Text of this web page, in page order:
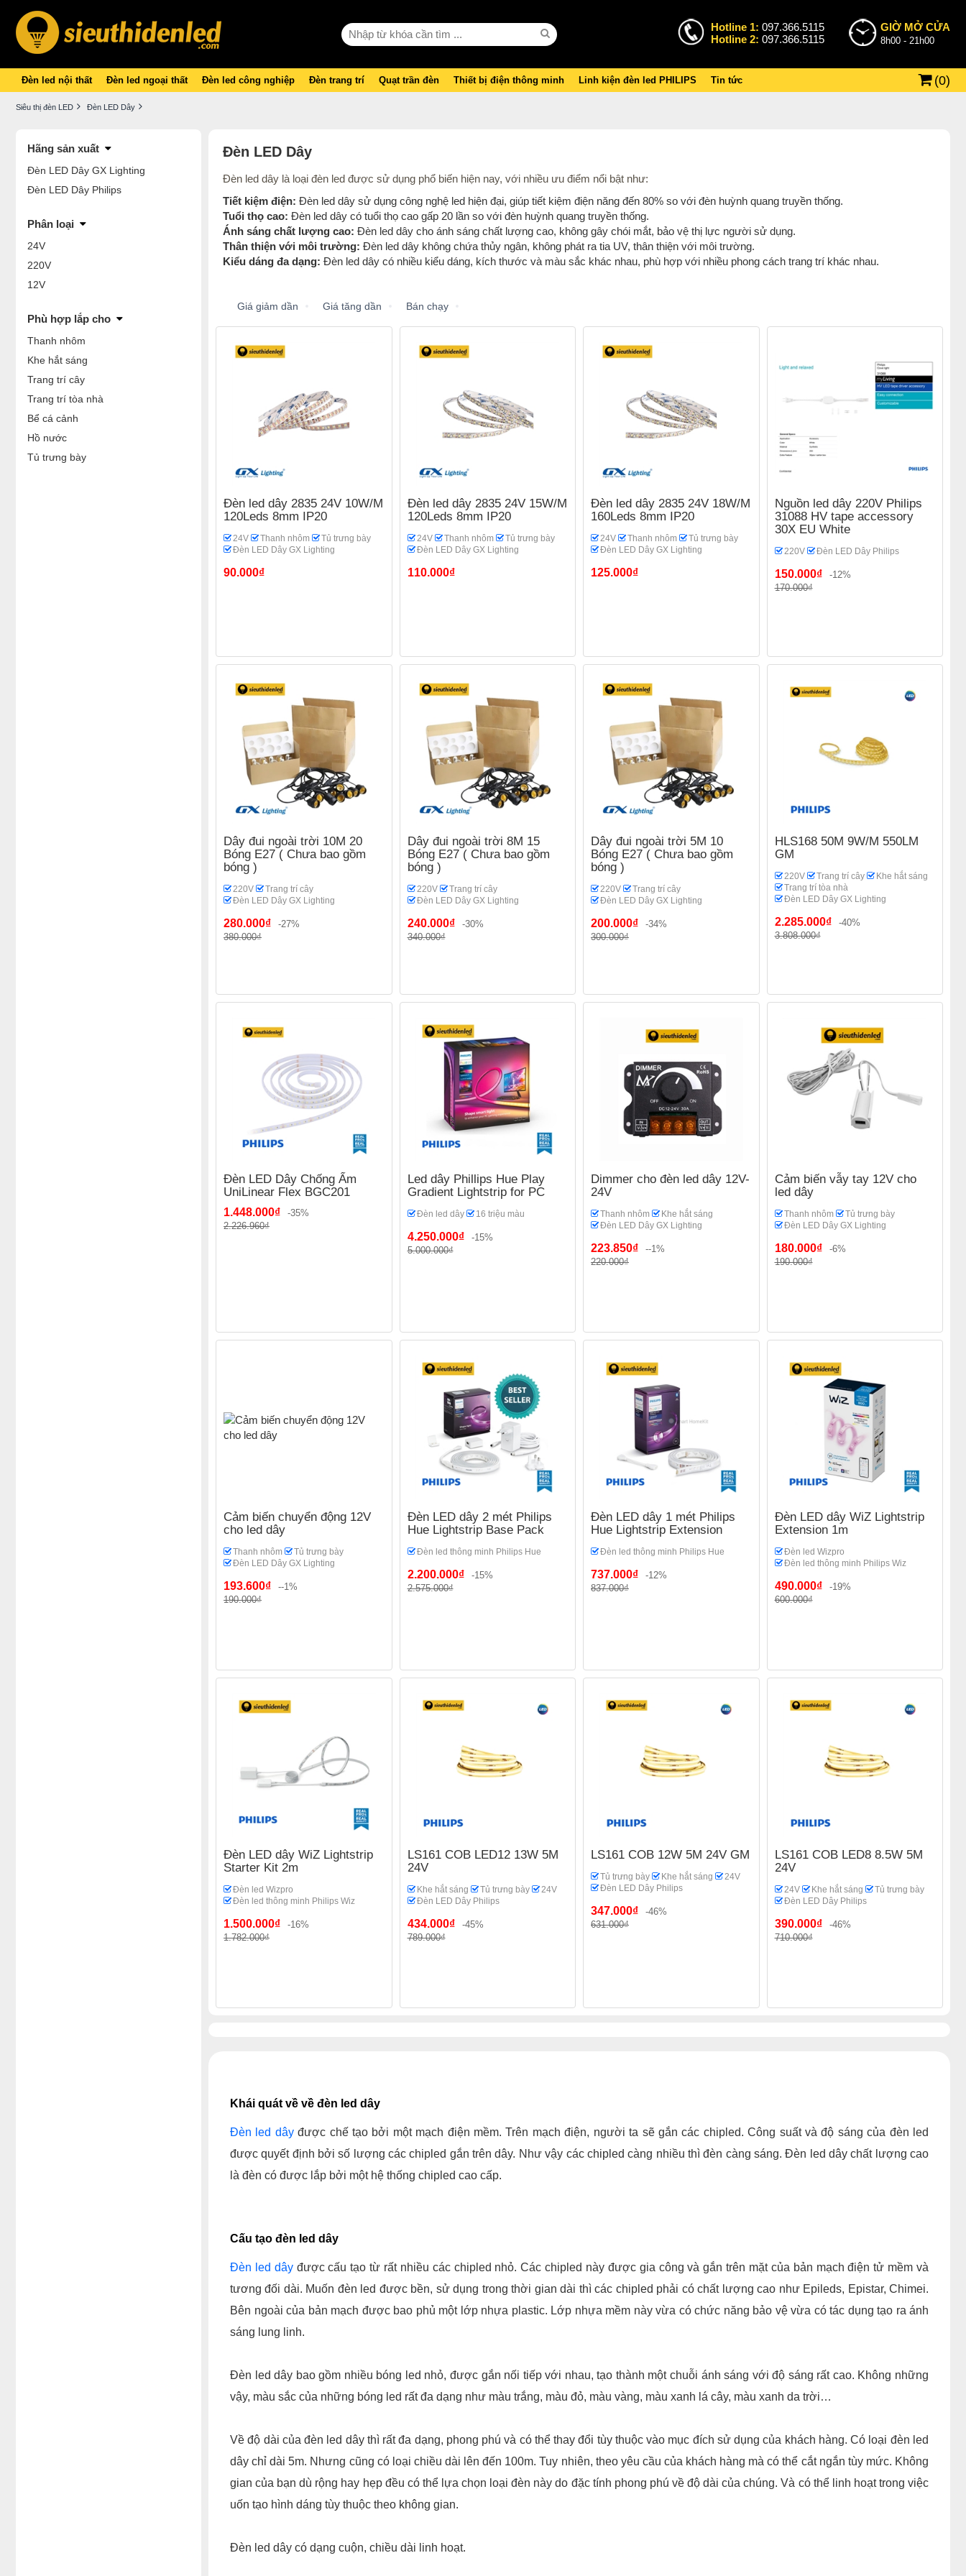
Hotline 1: 097.366.5115
Hotline 2: 097.366.5115
GIỜ MỞ CỬA
8h00 - 21h00
Đèn led nội thất Đèn led ngoại thất Đèn led công nghiệp Đèn trang trí Quạt trần đèn Thiết bị điện thông minh Linh kiện đèn led PHILIPS Tin tức (0)
Siêu thị đèn LED Đèn LED Dây
Hãng sản xuất
Đèn LED Dây GX Lighting
Đèn LED Dây Philips
Phân loại
24V
220V
12V
Phù hợp lắp cho
Thanh nhôm
Khe hắt sáng
Trang trí cây
Trang trí tòa nhà
Bể cá cảnh
Hồ nước
Tủ trưng bày
Đèn LED Dây
Đèn led dây là loại đèn led được sử dụng phổ biến hiện nay, với nhiều ưu điểm nổi bật như:
Tiết kiệm điện: Đèn led dây sử dụng công nghệ led hiện đại, giúp tiết kiệm điện năng đến 80% so với đèn huỳnh quang truyền thống.
Tuổi thọ cao: Đèn led dây có tuổi thọ cao gấp 20 lần so với đèn huỳnh quang truyền thống.
Ánh sáng chất lượng cao: Đèn led dây cho ánh sáng chất lượng cao, không gây chói mắt, bảo vệ thị lực người sử dụng.
Thân thiện với môi trường: Đèn led dây không chứa thủy ngân, không phát ra tia UV, thân thiện với môi trường.
Kiểu dáng đa dạng: Đèn led dây có nhiều kiểu dáng, kích thước và màu sắc khác nhau, phù hợp với nhiều phong cách trang trí khác nhau.
Giá giảm dần Giá tăng dần Bán chạy
Đèn led dây 2835 24V 10W/M
120Leds 8mm IP20
24V Thanh nhôm
Tủ trưng bày
Đèn LED Dây GX Lighting
90.000₫
Đèn led dây 2835 24V 15W/M
120Leds 8mm IP20
24V Thanh nhôm
Tủ trưng bày
Đèn LED Dây GX Lighting
110.000₫
Đèn led dây 2835 24V 18W/M
160Leds 8mm IP20
24V Thanh nhôm
Tủ trưng bày
Đèn LED Dây GX Lighting
125.000₫
Nguồn led dây 220V Philips
31088 HV tape accessory
30X EU White
220V Đèn LED Dây Philips
150.000₫
-12%
170.000₫
Dây đui ngoài trời 10M 20
Bóng E27 ( Chưa bao gồm
bóng )
220V
Trang trí cây
Đèn LED Dây GX Lighting
280.000₫
-27%
380.000₫
Dây đui ngoài trời 8M 15
Bóng E27 ( Chưa bao gồm
bóng )
220V
Trang trí cây
Đèn LED Dây GX Lighting
240.000₫
-30%
340.000₫
Dây đui ngoài trời 5M 10
Bóng E27 ( Chưa bao gồm
bóng )
220V
Trang trí cây
Đèn LED Dây GX Lighting
200.000₫
-34%
300.000₫
HLS168 50M 9W/M 550LM
GM
220V Trang trí cây
Khe hắt sáng
Trang trí tòa nhà
Đèn LED Dây GX Lighting
2.285.000₫
-40%
3.808.000₫
Đèn LED Dây Chống Ẩm
UniLinear Flex BGC201
1.448.000₫
-35%
2.226.960₫
Led dây Phillips Hue Play
Gradient Lightstrip for PC
Đèn led dây 16 triệu màu
4.250.000₫
-15%
5.000.000₫
Dimmer cho đèn led dây 12V-
24V
Thanh nhôm
Khe hắt sáng
Đèn LED Dây GX Lighting
223.850₫
--1%
220.000₫
Cảm biến vẫy tay 12V cho
led dây
Thanh nhôm
Tủ trưng bày
Đèn LED Dây GX Lighting
180.000₫
-6%
190.000₫
Cảm biến chuyển động 12V
cho led dây
Thanh nhôm
Tủ trưng bày
Đèn LED Dây GX Lighting
193.600₫
--1%
190.000₫
Đèn LED dây 2 mét Philips
Hue Lightstrip Base Pack
Đèn led thông minh Philips Hue
2.200.000₫
-15%
2.575.000₫
Đèn LED dây 1 mét Philips
Hue Lightstrip Extension
Đèn led thông minh Philips Hue
737.000₫
-12%
837.000₫
Đèn LED dây WiZ Lightstrip
Extension 1m
Đèn led Wizpro
Đèn led thông minh Philips Wiz
490.000₫
-19%
600.000₫
Đèn LED dây WiZ Lightstrip
Starter Kit 2m
Đèn led Wizpro
Đèn led thông minh Philips Wiz
1.500.000₫
-16%
1.782.000₫
LS161 COB LED12 13W 5M
24V
Khe hắt sáng Tủ trưng bày
24V
Đèn LED Dây Philips
434.000₫
-45%
789.000₫
LS161 COB 12W 5M 24V GM
Tủ trưng bày Khe hắt sáng
24V
Đèn LED Dây Philips
347.000₫
-46%
631.000₫
LS161 COB LED8 8.5W 5M
24V
24V Khe hắt sáng
Tủ trưng bày
Đèn LED Dây Philips
390.000₫
-46%
710.000₫
Khái quát về về đèn led dây
Đèn led dâyđược chế tạo bởi một mạch điện mềm. Trên mạch điện, người ta sẽ gắn các chipled. Công suất và độ sáng của đèn led
được quyết định bởi số lượng các chipled gắn trên dây. Như vậy các chipled càng nhiều thì đèn càng sáng. Đèn led dây chất lượng cao
là đèn có được lắp bởi một hệ thống chipled cao cấp.
Cấu tạo đèn led dây
Đèn led dâyđược cấu tạo từ rất nhiều các chipled nhỏ. Các chipled này được gia công và gắn trên mặt của bản mạch điện tử mềm và
tương đối dài. Muốn đèn led được bền, sử dụng trong thời gian dài thì các chipled phải có chất lượng cao như Epileds, Epistar, Chimei.
Bên ngoài của bản mạch được bao phủ một lớp nhựa plastic. Lớp nhựa mềm này vừa có chức năng bảo vệ vừa có tác dụng tạo ra ánh
sáng lung linh.
Đèn led dây bao gồm nhiều bóng led nhỏ, được gắn nối tiếp với nhau, tạo thành một chuỗi ánh sáng với độ sáng rất cao. Không những
vậy, màu sắc của những bóng led rất đa dạng như màu trắng, màu đỏ, màu vàng, màu xanh lá cây, màu xanh da trời…
Về độ dài của đèn led dây thì rất đa dạng, phong phú và có thể thay đổi tùy thuộc vào mục đích sử dụng của khách hàng. Có loại đèn led
dây chỉ dài 5m. Nhưng cũng có loại chiều dài lên đến 100m. Tuy nhiên, theo yêu cầu của khách hàng mà có thể cắt ngắn tùy mức. Không
gian của bạn dù rộng hay hẹp đều có thể lựa chọn loại đèn này do đặc tính phong phú về độ dài của chúng. Và có thể linh hoạt trong việc
uốn tạo hình dáng tùy thuộc theo không gian.
Đèn led dây có dạng cuộn, chiều dài linh hoạt.